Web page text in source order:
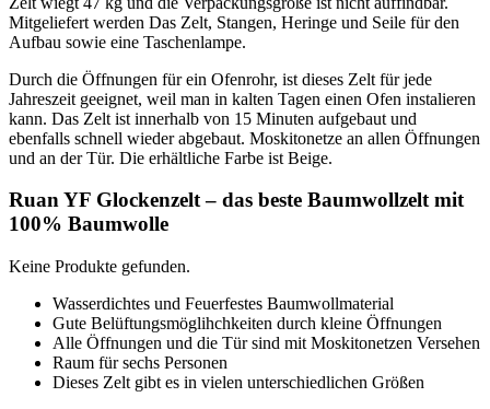
Mitgeliefert werden Das Zelt, Stangen, Heringe und Seile für den
Aufbau sowie eine Taschenlampe.
Durch die Öffnungen für ein Ofenrohr, ist dieses Zelt für jede
Jahreszeit geeignet, weil man in kalten Tagen einen Ofen instalieren
kann. Das Zelt ist innerhalb von 15 Minuten aufgebaut und
ebenfalls schnell wieder abgebaut. Moskitonetze an allen Öffnungen
und an der Tür. Die erhältliche Farbe ist Beige.
Ruan YF Glockenzelt – das beste Baumwollzelt mit
100% Baumwolle
Keine Produkte gefunden.
Wasserdichtes und Feuerfestes Baumwollmaterial
Gute Belüftungsmöglihchkeiten durch kleine Öffnungen
Alle Öffnungen und die Tür sind mit Moskitonetzen Versehen
Raum für sechs Personen
Dieses Zelt gibt es in vielen unterschiedlichen Größen